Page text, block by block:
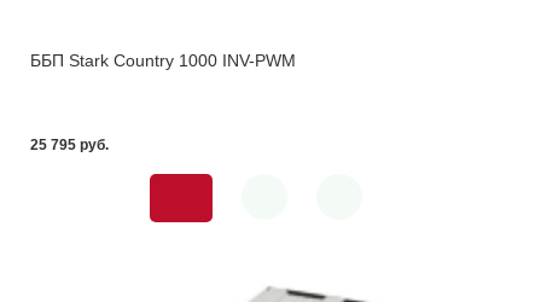
ББП Stark Country 1000 INV-PWM
25 795 pуб.